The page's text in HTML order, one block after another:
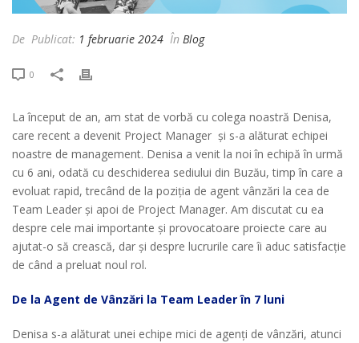
De Publicat: 1 februarie 2024 În Blog
0
La început de an, am stat de vorbă cu colega noastră Denisa,
care recent a devenit Project Manager și s-a alăturat echipei
noastre de management. Denisa a venit la noi în echipă în urmă
cu 6 ani, odată cu deschiderea sediului din Buzău, timp în care a
evoluat rapid, trecând de la poziția de agent vânzări la cea de
Team Leader și apoi de Project Manager. Am discutat cu ea
despre cele mai importante și provocatoare proiecte care au
ajutat-o să crească, dar și despre lucrurile care îi aduc satisfacție
de când a preluat noul rol.
De la Agent de Vânzări la Team Leader în 7 luni
Denisa s-a alăturat unei echipe mici de agenți de vânzări, atunci